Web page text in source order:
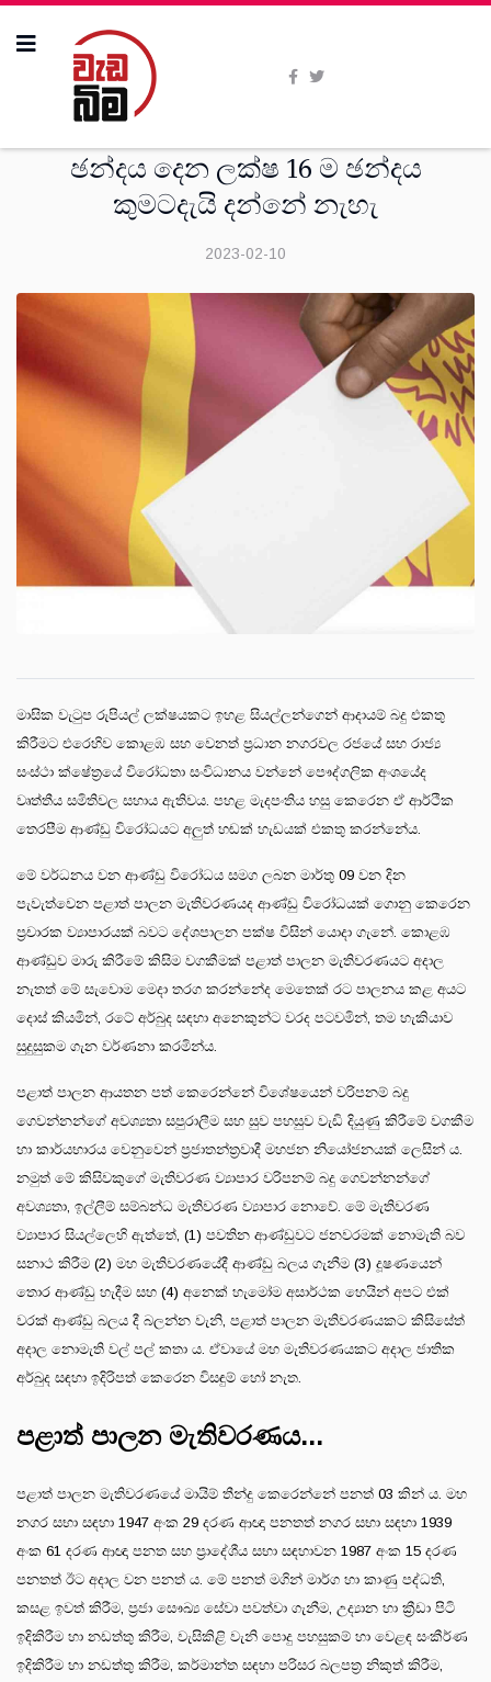
ඡන්දය දෙන ලක්ෂ 16 ම ඡන්දය
කුමටදැයි දන්නේ නැහැ
2023-02-10
මාසික වැටුප රුපියල් ලක්ෂයකට ඉහළ සියල්ලන්ගෙන් ආදායම් බදු එකතු
කිරීමට එරෙහිව කොළඹ සහ වෙනත් ප්‍රධාන නගරවල රජයේ සහ රාජ්‍ය
සංස්ථා ක්ෂේත්‍රයේ විරෝධතා සංවිධානය වන්නේ පෞද්ගලික අංශයේද
වෘත්තීය සමිතිවල සහාය ඇතිවය. පහළ මැදපංතිය හසු කෙරෙන ඒ ආර්ථික
තෙරපීම ආණ්ඩු විරෝධයට අලුත් හඬක් හැඩයක් එකතු කරන්නේය.
මේ වර්ධනය වන ආණ්ඩු විරෝධය සමග ලබන මාර්තු 09 වන දින
පැවැත්වෙන පළාත් පාලන මැතිවරණයද ආණ්ඩු විරෝධයක් ගොනු කෙරෙන
ප්‍රචාරක ව්‍යාපාරයක් බවට දේශපාලන පක්ෂ විසින් යොදා ගැනේ. කොළඹ
ආණ්ඩුව මාරු කිරීමේ කිසිම වගකීමක් පළාත් පාලන මැතිවරණයට අදාල
නැතත් මේ සැවොම මෙදා තරග කරන්නේද මෙතෙක් රට පාලනය කළ අයට
දොස් කියමින්, රටේ අර්බුද සඳහා අනෙකුන්ට වරද පටවමින්, තම හැකියාව
සුදුසුකම ගැන වර්ණනා කරමින්ය.
පළාත් පාලන ආයතන පත් කෙරෙන්නේ විශේෂයෙන් වරිපනම් බදු
ගෙවන්නන්ගේ අවශ්‍යතා සපුරාලීම සහ සුව පහසුව වැඩි දියුණු කිරීමේ වගකීම
හා කාර්යභාරය වෙනුවෙන් ප්‍රජාතන්ත්‍රවාදී මහජන නියෝජනයක් ලෙසින් ය.
නමුත් මේ කිසිවකුගේ මැතිවරණ ව්‍යාපාර වරිපනම් බදු ගෙවන්නන්ගේ
අවශ්‍යතා, ඉල්ලීම් සම්බන්ධ මැතිවරණ ව්‍යාපාර නොවේ. මේ මැතිවරණ
ව්‍යාපාර සියල්ලෙහි ඇත්තේ, (1) පවතින ආණ්ඩුවට ජනවරමක් නොමැති බව
සනාථ කිරීම (2) මහ මැතිවරණයේදී ආණ්ඩු බලය ගැනීම (3) දූෂණයෙන්
තොර ආණ්ඩු හැදීම සහ (4) අනෙක් හැමෝම අසාර්ථක හෙයින් අපට එක්
වරක් ආණ්ඩු බලය දී බලන්න වැනි, පළාත් පාලන මැතිවරණයකට කිසිසේත්
අදාල නොමැති වල් පල් කතා ය. ඒවායේ මහ මැතිවරණයකට අදාල ජාතික
අර්බුද සඳහා ඉදිරිපත් කෙරෙන විසඳුම් හෝ නැත.
පළාත් පාලන මැතිවරණය...
පළාත් පාලන මැතිවරණයේ මායිම් තීන්දු කෙරෙන්නේ පනත් 03 කින් ය. මහ
නගර සභා සඳහා 1947 අංක 29 දරණ ආඥා පනතත් නගර සභා සඳහා 1939
අංක 61 දරණ ආඥා පනත සහ ප්‍රාදේශීය සභා සඳහාවන 1987 අංක 15 දරණ
පනතත් ඊට අදාල වන පනත් ය. මේ පනත් මගින් මාර්ග හා කාණු පද්ධති,
කසළ ඉවත් කිරීම, ප්‍රජා සෞඛ්‍ය සේවා පවත්වා ගැනීම, උද්‍යාන හා ක්‍රීඩා පිටි
ඉදිකිරීම හා නඩත්තු කිරීම, වැසිකිළි වැනි පොදු පහසුකම් හා වෙළඳ සංකීර්ණ
ඉදිකිරීම හා නඩත්තු කිරීම, කර්මාන්ත සඳහා පරිසර බලපත්‍ර නිකුත් කිරීම,